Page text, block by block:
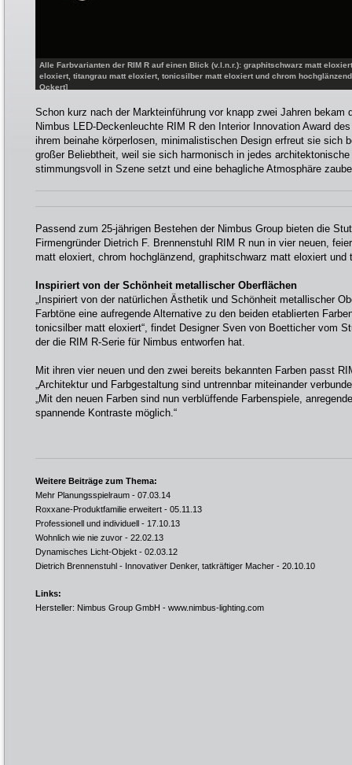
Alle Farbvarianten der RIM R auf einen Blick (v.l.n.r.): graphitschwarz matt
eloxiert, titangrau matt eloxiert, tonicsilber matt eloxiert und chrom
Ockert]
Schon kurz nach der Markteinführung vor knapp zwei Jahren bekam
Nimbus LED-Deckenleuchte RIM R den Interior Innovation Award
ihrem beinahe körperlosen, minimalistischen Design erfreut sie sich
großer Beliebtheit, weil sie sich harmonisch in jedes
stimmungsvoll in Szene setzt und eine behagliche Atmosphäre
Passend zum 25-jährigen Bestehen der Nimbus Group bieten die
Firmengründer Dietrich F. Brennenstuhl RIM R nun in vier neuen,
matt eloxiert, chrom hochglänzend, graphitschwarz matt eloxiert und
Inspiriert von der Schönheit metallischer Oberflächen
„Inspiriert von der natürlichen Ästhetik und Schönheit metallischer
Farbtöne eine aufregende Alternative zu den beiden etablierten
tonicsilber matt eloxiert“, findet Designer Sven von Boetticher vom
der die RIM R-Serie für Nimbus entworfen hat.
Mit ihren vier neuen und den zwei bereits bekannten Farben passt
„Architektur und Farbgestaltung sind untrennbar miteinander
„Mit den neuen Farben sind nun verblüffende Farbenspiele,
spannende Kontraste möglich.“
Weitere Beiträge zum Thema:
Mehr Planungsspielraum - 07.03.14
Roxxane-Produktfamilie erweitert - 05.11.13
Professionell und individuell - 17.10.13
Wohnlich wie nie zuvor - 22.02.13
Dynamisches Licht-Objekt - 02.03.12
Dietrich Brennenstuhl - Innovativer Denker, tatkräftiger Macher - 20.10.10
Links:
Hersteller: Nimbus Group GmbH - www.nimbus-lighting.com